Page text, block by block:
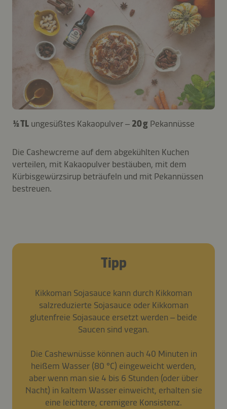
½ TL ungesüßtes Kakaopulver – 20 g Pekannüsse
Die Cashewcreme auf dem abgekühlten Kuchen
verteilen, mit Kakaopulver bestäuben, mit dem
Kürbisgewürzsirup beträufeln und mit Pekannüssen
bestreuen.
Tipp
Kikkoman Sojasauce kann durch Kikkoman
salzreduzierte Sojasauce oder Kikkoman
glutenfreie Sojasauce ersetzt werden – beide
Saucen sind vegan.
Die Cashewnüsse können auch 40 Minuten in
heißem Wasser (80 °C) eingeweicht werden,
aber wenn man sie 4 bis 6 Stunden (oder über
Nacht) in kaltem Wasser einweicht, erhalten sie
eine leichtere, cremigere Konsistenz.